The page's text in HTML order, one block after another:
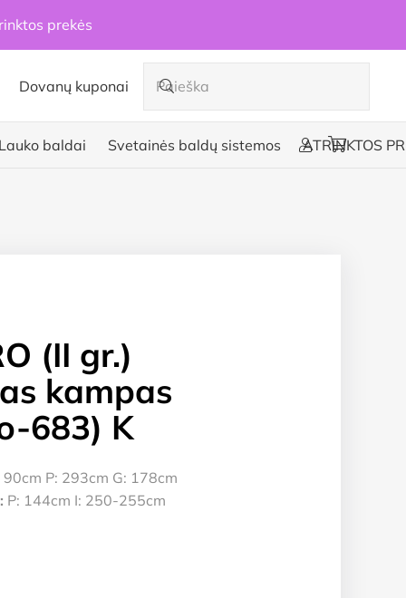
prekės
Dovanų kuponai
baldai Svetainės baldų sistemos ATRINKTOS
(II gr.)
kampas
683) K
P: 293cm G: 178cm
P: 144cm I: 250-255cm